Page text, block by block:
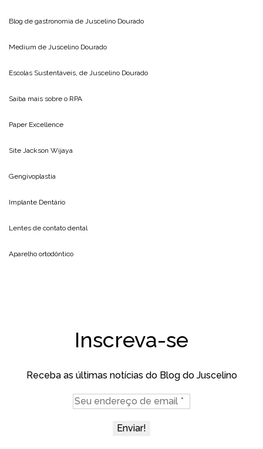
Blog de gastronomia de Juscelino Dourado
Medium de Juscelino Dourado
Escolas Sustentáveis, de Juscelino Dourado
Saiba mais sobre o RPA
Paper Excellence
Site Jackson Wijaya
Gengivoplastia
Implante Dentário
Lentes de contato dental
Aparelho ortodôntico
Inscreva-se
Receba as últimas notícias do Blog do Juscelino